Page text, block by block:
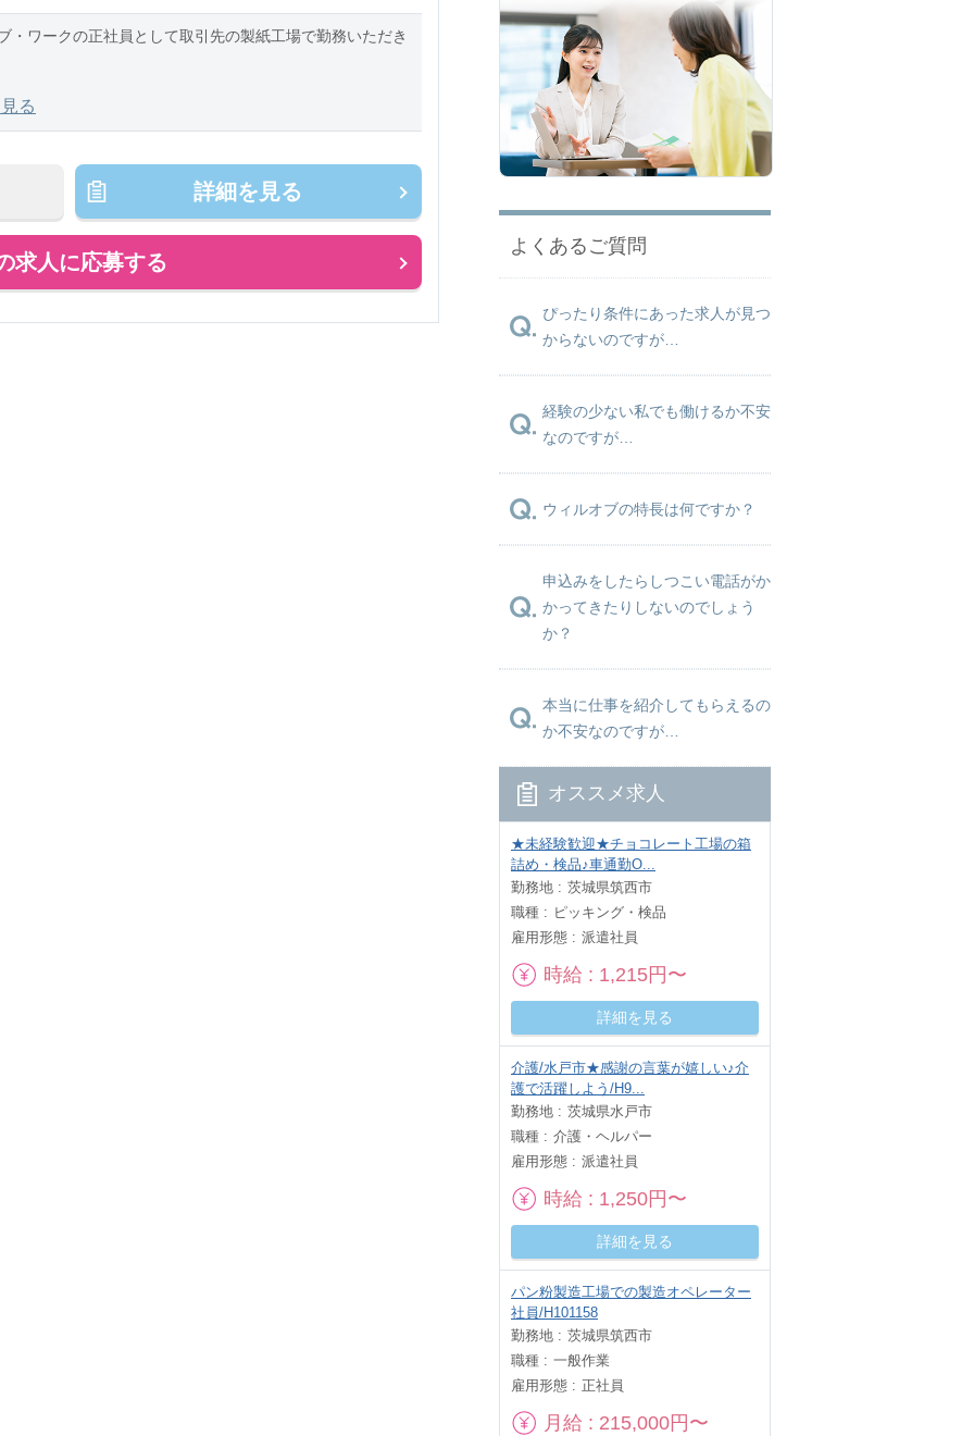
・ワークの正社員として取引先の製紙工場で勤務いただき
の業務内容
る
詳細を見る
求人に応募する
よくあるご質問
ぴったり条件にあった求人が見つ
からないのですが…
経験の少ない私でも働けるか不安
なのですが…
ウィルオブの特長は何ですか？
申込みをしたらしつこい電話がか
かってきたりしないのでしょう
か？
本当に仕事を紹介してもらえるの
か不安なのですが…
オススメ求人
★未経験歓迎★チョコレート工場の箱
詰め・検品♪車通勤O...
勤務地
茨城県筑西市
職種
ピッキング・検品
雇用形態
派遣社員
時給 1,215円〜
詳細を見る
介護/水戸市★感謝の言葉が嬉しい♪介
護で活躍しよう/H9...
勤務地
茨城県水戸市
職種
介護・ヘルパー
雇用形態
派遣社員
時給 1,250円〜
詳細を見る
パン粉製造工場での製造オペレーター
社員/H101158
勤務地
茨城県筑西市
職種
一般作業
雇用形態
正社員
月給 215,000円〜